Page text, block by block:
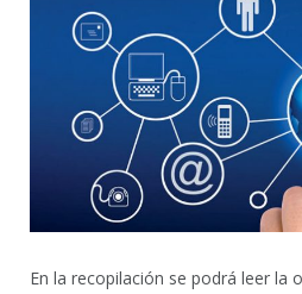
En la recopilación se podrá leer la